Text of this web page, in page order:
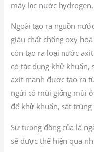
máy lọc nước
Ngoài tạo ra nguồn
giàu chất chống oxy
còn tạo ra loại nước
có tác dụng khử khuẩn,
axit mạnh được tạo ra
ngửi có mùi giống mùi
để khử khuẩn, sát trùng
Sự tương đồng của lá
sẽ được thể hiện qua